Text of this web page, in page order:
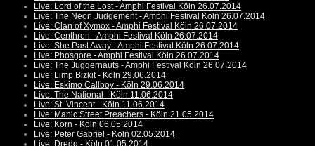
Live: Lord of the Lost - Amphi Festival Köln 26.07.2014
Live: The Neon Judgement - Amphi Festival Köln 26.07.2014
Live: Clan of Xymox - Amphi Festival Köln 26.07.2014
Live: Centhron - Amphi Festival Köln 26.07.2014
Live: She Past Away - Amphi Festival Köln 26.07.2014
Live: Phosgore - Amphi Festival Köln 26.07.2014
Live: The Juggernauts - Amphi Festival Köln 26.07.2014
Live: Limp Bizkit - Köln 29.06.2014
Live: Eskimo Callboy - Köln 29.06.2014
Live: The National - Köln 11.06.2014
Live: St. Vincent - Köln 11.06.2014
Live: Manic Street Preachers - Köln 21.05.2014
Live: Korn - Köln 06.05.2014
Live: Peter Gabriel - Köln 02.05.2014